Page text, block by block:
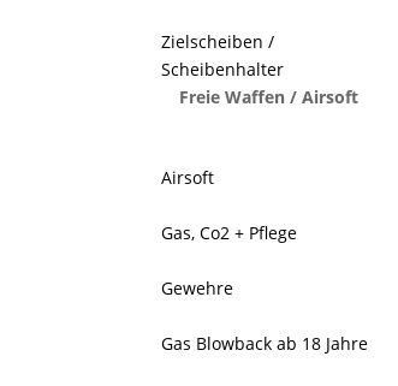
Zielscheiben /
Scheibenhalter
Freie Waffen / Airsoft
Airsoft
Gas, Co2 + Pflege
Gewehre
Gas Blowback ab 18 Jahre